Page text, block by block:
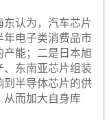
东认为，汽车芯片
年电子类消费品市
能；二是日本旭
、东南亚芯片组装
到半导体芯片的供
从而加大自身库